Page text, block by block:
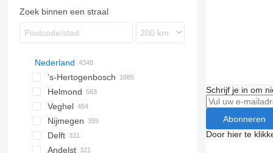
Zoek binnen een straal
Nederland
’s-Hertogenbosch
Helmond
Veghel
Nijmegen
Delft
Andelst
Schrijf je in om
Abonneren
Door hier te